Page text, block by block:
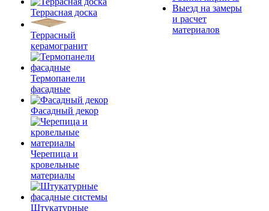
Террасная доска
Террасный
керамогранит
Термопанели
фасадные
Фасадный декор
Черепица и
кровельные
материалы
Штукатурные
Выезд на замеры
и расчет
материалов